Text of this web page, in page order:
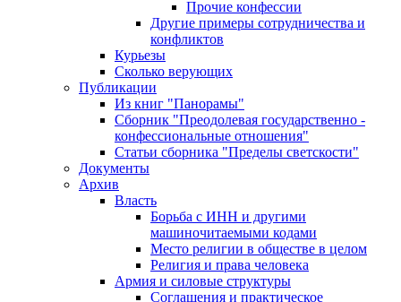
Прочие конфессии
Другие примеры сотрудничества и
конфликтов
Курьезы
Сколько верующих
Публикации
Из книг "Панорамы"
Сборник "Преодолевая государственно -
конфессиональные отношения"
Статьи сборника "Пределы светскости"
Документы
Архив
Власть
Борьба с ИНН и другими
машиночитаемыми кодами
Место религии в обществе в целом
Религия и права человека
Армия и силовые структуры
Соглашения и практическое